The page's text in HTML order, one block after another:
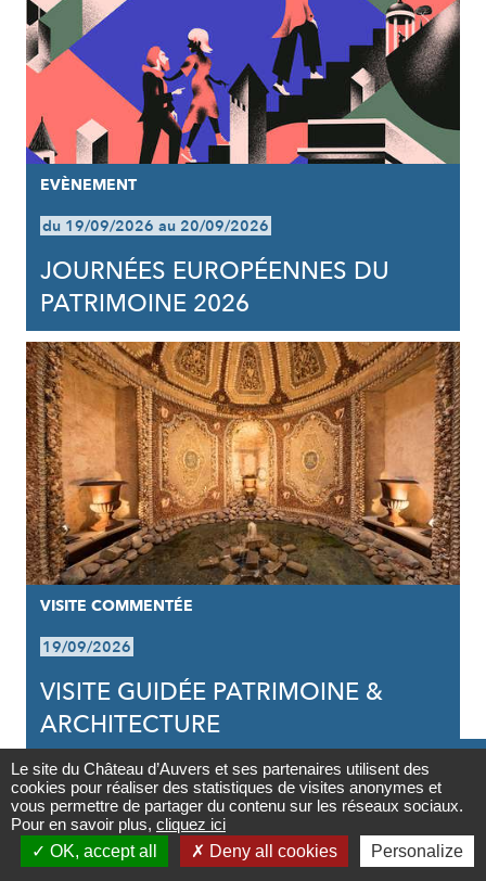
Contact

Newsletter
EVÈNEMENT
du 19/09/2026 au 20/09/2026
JOURNÉES EUROPÉENNES DU
PATRIMOINE 2026
VISITE COMMENTÉE
19/09/2026
VISITE GUIDÉE PATRIMOINE &
ARCHITECTURE
Le site du Château d’Auvers et ses partenaires utilisent des
cookies pour réaliser des statistiques de visites anonymes et
vous permettre de partager du contenu sur les réseaux sociaux.
Pour en savoir plus, cliquez ici
OK, accept all
Deny all cookies Personalize